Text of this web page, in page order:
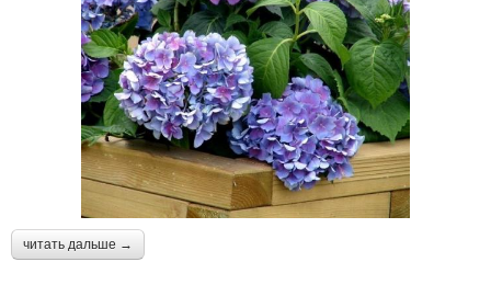
читать дальше →